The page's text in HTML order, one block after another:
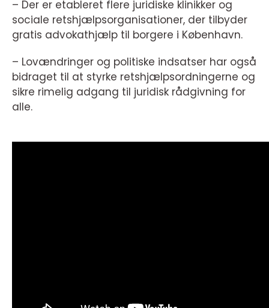
– Der er etableret flere juridiske klinikker og
sociale retshjælpsorganisationer, der tilbyder
gratis advokathjælp til borgere i København.
– Lovændringer og politiske indsatser har også
bidraget til at styrke retshjælpsordningerne og
sikre rimelig adgang til juridisk rådgivning for
alle.